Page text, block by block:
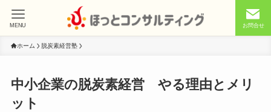
お問合せ
MENU
ホーム 脱炭素経営塾
中小企業の脱炭素経営 やる理由とメリ
ット